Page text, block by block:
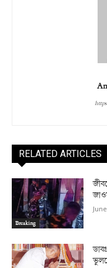
RELATED ARTICLES
Breaking